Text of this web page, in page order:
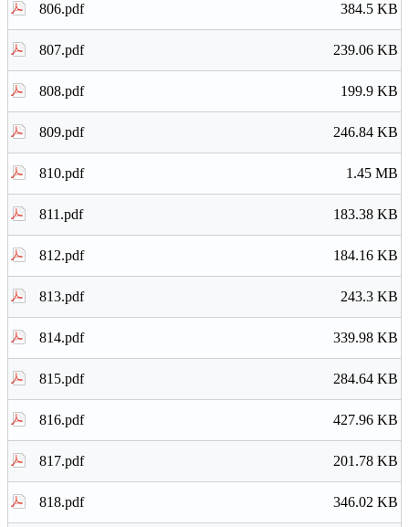
806.pdf 384.5 KB
807.pdf 239.06 KB
808.pdf 199.9 KB
809.pdf 246.84 KB
810.pdf 1.45 MB
811.pdf 183.38 KB
812.pdf 184.16 KB
813.pdf 243.3 KB
814.pdf 339.98 KB
815.pdf 284.64 KB
816.pdf 427.96 KB
817.pdf 201.78 KB
818.pdf 346.02 KB